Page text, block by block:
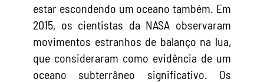
estar escondendo um oceano também. Em
2015, os cientistas da NASA observaram
movimentos estranhos de balanço na lua,
que consideraram como evidência de um
oceano subterrâneo significativo. Os